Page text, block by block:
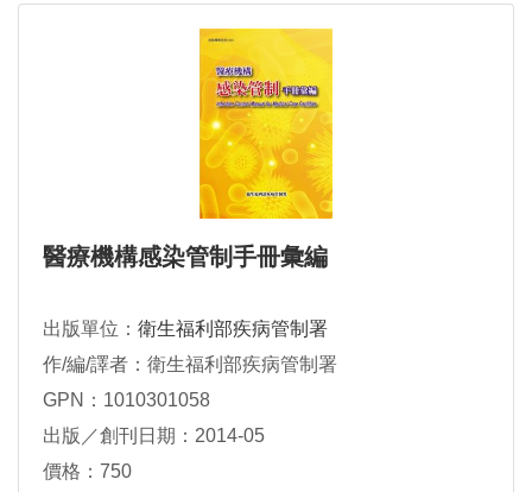
醫療機構感染管制手冊彙編
出版單位： 衛生福利部疾病管制署
作/編/譯者：衛生福利部疾病管制署
GPN：1010301058
出版／創刊日期：2014-05
價格：750